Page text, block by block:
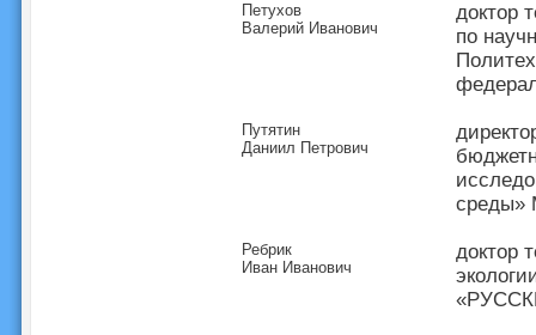
Петухов
Валерий Иванович
доктор
по
Путятин
Даниил Петрович
среды»
Ребрик
Иван Иванович
доктор